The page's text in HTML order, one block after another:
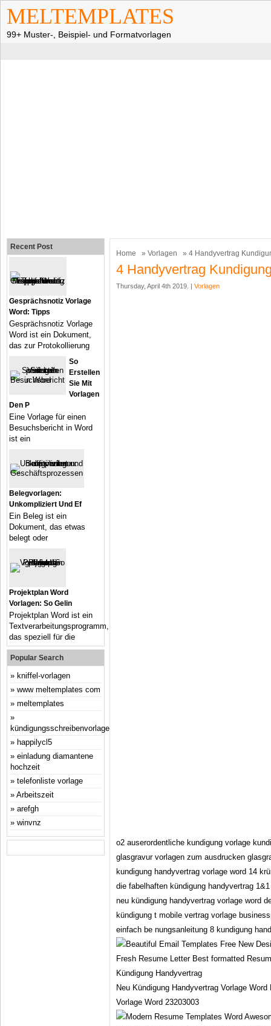
MELTEMPLATES
99+ Muster-, Beispiel- und Formatvorlagen
Home » Vorlagen » 4 Handyvertrag
4 Handyvertrag
Thursday, April 4th 2019. | Vorlagen
o2 auserordentliche kundigung vorlage
glasgravur vorlagen zum ausdrucken
kundigung handyvertrag vorlage word 14
die fabelhaften kündigung handyvertrag
neu kündigung handyvertrag vorlage word
kündigung t mobile vertrag vorlage
einfach be nungsanleitung 8 kundigung
Neu Kündigung Handyvertrag Vorlage
Vorlage Word 23203003
Recent Post
Gesprächsnotiz Vorlage
Word: Tipps
Gesprächsnotiz Vorlage
Word ist ein Dokument,
das zur Protokollierung
So
Erstellen
Sie Mit
Vorlagen
Den P
Eine Vorlage für einen
Besuchsbericht in Word
ist ein
Belegvorlagen:
Unkompliziert Und Ef
Ein Beleg ist ein
Dokument, das etwas
belegt oder
Projektplan Word
Vorlagen: So Gelin
Projektplan Word ist ein
Textverarbeitungsprogramm,
das speziell für die
Popular Search
kniffel-vorlagen
www meltemplates com
meltemplates
kündigungsschreibenvorlage
happilycl5
einladung diamantene
hochzeit
telefonliste vorlage
Arbeitszeit
arefgh
winvnz